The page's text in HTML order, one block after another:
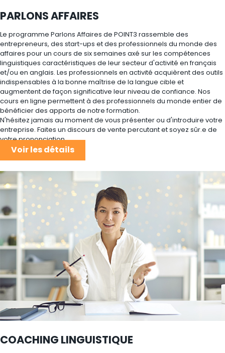
PARLONS AFFAIRES
Le programme Parlons Affaires de POINT3 rassemble des
entrepreneurs, des start-ups et des professionnels du monde des
affaires pour un cours de six semaines axé sur les compétences
linguistiques caractéristiques de leur secteur d'activité en français
et/ou en anglais. Les professionnels en activité acquièrent des outils
indispensables à la bonne maîtrise de la langue cible et
augmentent de façon significative leur niveau de confiance. Nos
cours en ligne permettent à des professionnels du monde entier de
bénéficier des apports de notre formation.
N'hésitez jamais au moment de vous présenter ou d'introduire votre
entreprise. Faites un discours de vente percutant et soyez sûr.e de
votre prononciation.
Voir les détails
COACHING LINGUISTIQUE